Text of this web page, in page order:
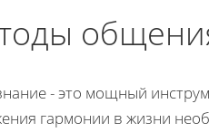
- это мощный
гармонии в жизни